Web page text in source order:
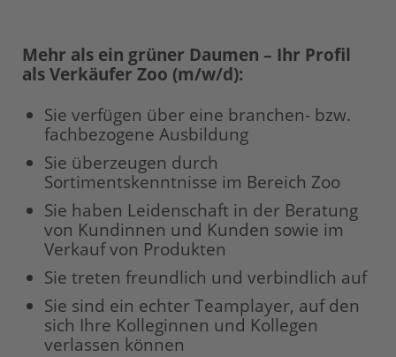
Mehr als ein grüner Daumen – Ihr Profil
als Verkäufer Zoo (m/w/d):
Sie verfügen über eine branchen- bzw.
fachbezogene Ausbildung
Sie überzeugen durch
Sortimentskenntnisse im Bereich Zoo
Sie haben Leidenschaft in der Beratung
von Kundinnen und Kunden sowie im
Verkauf von Produkten
Sie treten freundlich und verbindlich auf
Sie sind ein echter Teamplayer, auf den
sich Ihre Kolleginnen und Kollegen
verlassen können